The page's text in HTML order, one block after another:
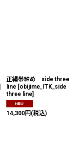
正絹帯締め side three
line [obijime_ITK_side
three line]
14,300円 (税込)